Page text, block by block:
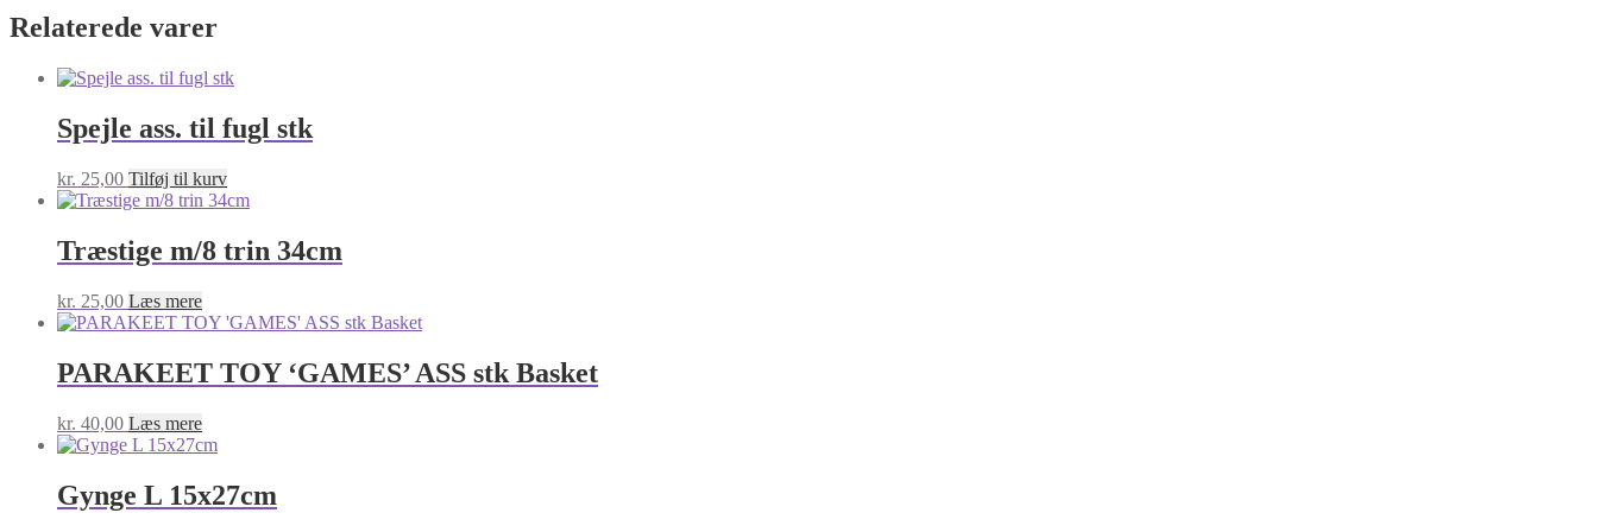
35x15CM
antal
Relaterede varer
Spejle ass. til fugl stk
kr. 25,00 Tilføj til kurv
Træstige m/8 trin 34cm
kr. 25,00 Læs mere
PARAKEET TOY ‘GAMES’ ASS stk Basket
kr. 40,00 Læs mere
Gynge L 15x27cm